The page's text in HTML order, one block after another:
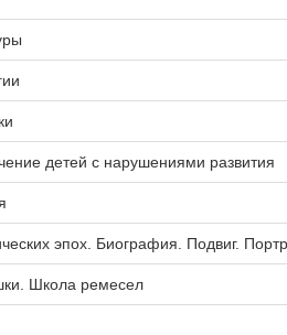
детей с нарушениями развития
эпох. Биография. Подвиг.
Школа ремесел